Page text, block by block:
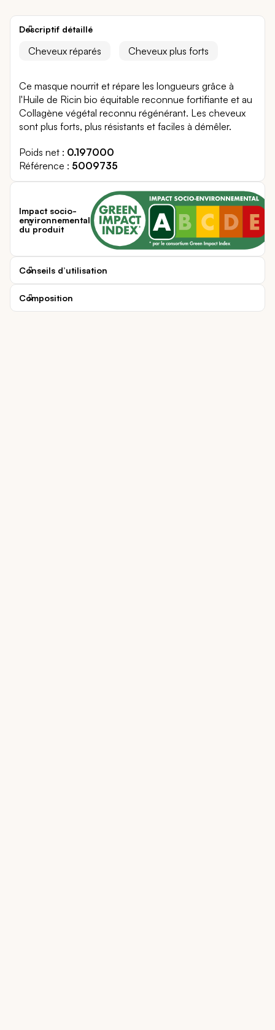
Descriptif détaillé
Cheveux réparés Cheveux plus forts
Ce masque nourrit et répare les longueurs grâce à
l'Huile de Ricin bio équitable reconnue fortifiante et au
Collagène végétal reconnu régénérant. Les cheveux
sont plus forts, plus résistants et faciles à démêler.
Poids net
0.197000
Référence
5009735
Impact socio-
environnemental
du produit
Conseils d’utilisation
Composition